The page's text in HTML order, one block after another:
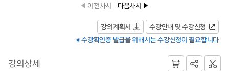
이전차시 다음차시
강의계획서
수강안내 및 수강신청
※ 수강확인증 발급을 위해서는 수강신청이 필요합니다
강의상세